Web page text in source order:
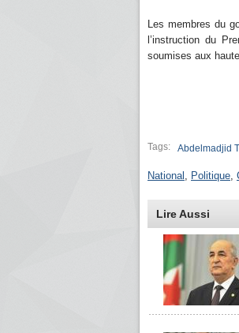
Les membres du
l’instruction du
soumises aux
Tags: Abdelmadjid
National , Politique,
Lire Aussi